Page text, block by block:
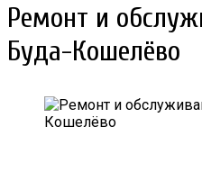
Ремонт и
Буда-Кошелёво